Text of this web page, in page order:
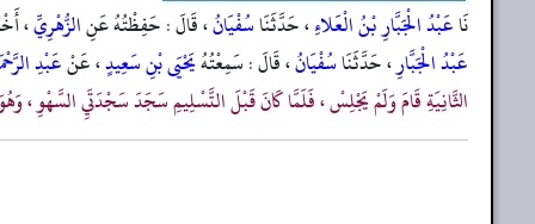
نَاعَبْدُ الْجَبَّارِ بْنُ الْعَلاءِ، حَدَّثَنَاسُفْيَانُ، قَالَ : حَفِظْتُهُ عَنِالزُّهْرِيِّ،
عَبْدُ الْجَبَّارِ، حَدَّثَنَاسُفْيَانُ، قَالَ : سَمِعْتُهُيَحْيَى بْنِ سَعِيدٍ، عَنْعَبْدِ
الثَّانِيَةِ قَامَ وَلَمْ يَجْلِسْ ، فَلَمَّا كَانَ قَبْلَ التَّسْلِيمِ سَجَدَ سَجْدَتَيِ السَّهْوِ ،